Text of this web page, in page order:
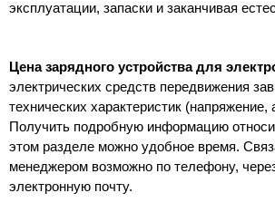
эксплуатации, запаски и заканчивая
Цена зарядного устройства для
электрических средств передвижения
технических характеристик (напряжение,
Получить подробную информацию
этом разделе можно удобное время.
менеджером возможно по телефону,
электронную почту.